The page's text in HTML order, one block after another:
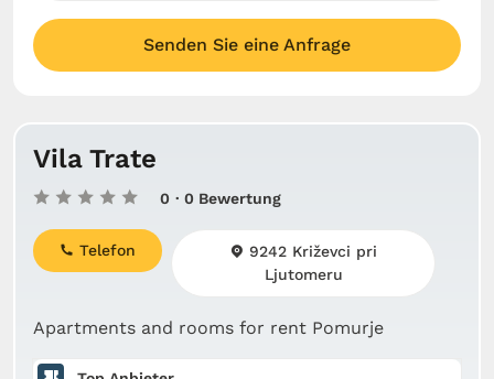
Senden Sie eine Anfrage
Vila Trate
0 · 0 Bewertung
Apartments and rooms for rent Pomurje
Telefon
9242 Križevci pri
Ljutomeru